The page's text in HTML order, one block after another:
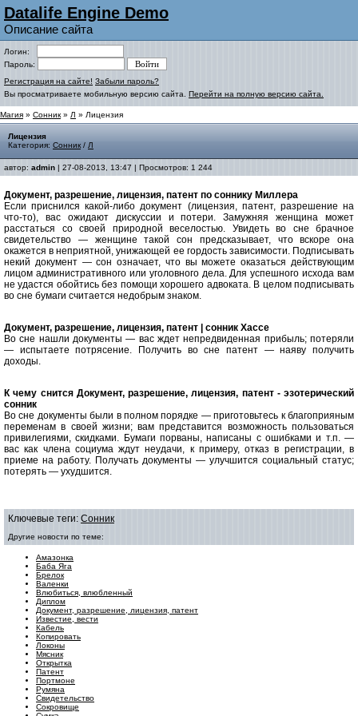
Datalife Engine Demo
Описание сайта
Логин:
Пароль:
Регистрация на сайте! Забыли пароль?
Вы просматриваете мобильную версию сайта. Перейти на полную версию сайта.
Магия » Сонник » Л » Лицензия
Лицензия
Категория: Сонник / Л
автор: admin | 27-08-2013, 13:47 | Просмотров: 1 244
Документ, разрешение, лицензия, патент по соннику Миллера
Если приснился какой-либо документ (лицензия, патент, разрешение на
что-то), вас ожидают дискуссии и потери. Замужняя женщина может
расстаться со своей природной веселостью. Увидеть во сне брачное
свидетельство — женщине такой сон предсказывает, что вскоре она
окажется в неприятной, унижающей ее гордость зависимости. Подписывать
некий документ — сон означает, что вы можете оказаться действующим
лицом административного или уголовного дела. Для успешного исхода вам
не удастся обойтись без помощи хорошего адвоката. В целом подписывать
во сне бумаги считается недобрым знаком.
Документ, разрешение, лицензия, патент | cонник Хассе
Во сне нашли документы — вас ждет непредвиденная прибыль; потеряли
— испытаете потрясение. Получить во сне патент — наяву получить
доходы.
К чему снится Документ, разрешение, лицензия, патент - эзотерический
сонник
Во сне документы были в полном порядке — приготовьтесь к благоприяным
переменам в своей жизни; вам представится возможность пользоваться
привилегиями, скидками. Бумаги порваны, написаны с ошибками и т.п. —
вас как члена социума ждут неудачи, к примеру, отказ в регистрации, в
приеме на работу. Получать документы — улучшится социальный статус;
потерять — ухудшится.
Ключевые теги: Сонник
Другие новости по теме:
Амазонка
Баба Яга
Брелок
Валенки
Влюбиться, влюбленный
Диплом
Документ, разрешение, лицензия, патент
Известие, вести
Кабель
Копировать
Локоны
Мясник
Открытка
Патент
Портмоне
Румяна
Свидетельство
Сокровище